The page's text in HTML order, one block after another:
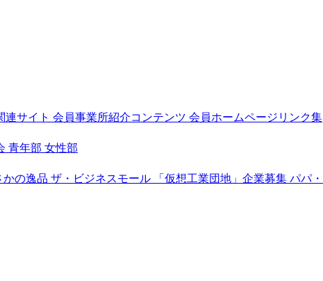
連サイト 会員事業所紹介コンテンツ 会員ホームページリンク集
青年部 女性部
かの逸品 ザ・ビジネスモール 「仮想工業団地」企業募集 パパ・